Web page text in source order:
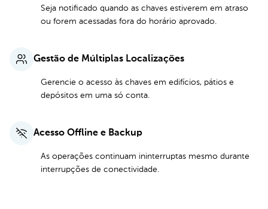
Seja notificado quando as chaves estiverem em atraso
ou forem acessadas fora do horário aprovado.
Gestão de Múltiplas Localizações
Gerencie o acesso às chaves em edifícios, pátios e
depósitos em uma só conta.
Acesso Offline e Backup
As operações continuam ininterruptas mesmo durante
interrupções de conectividade.